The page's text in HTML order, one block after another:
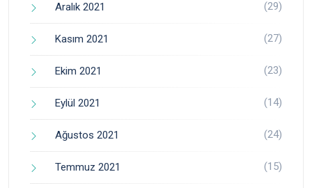
Aralık 2021 (29)
Kasım 2021 (27)
Ekim 2021 (23)
Eylül 2021 (14)
Ağustos 2021 (24)
Temmuz 2021 (15)